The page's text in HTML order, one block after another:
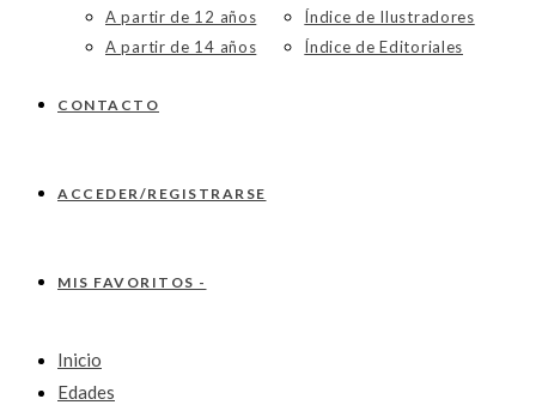
A partir de 12 años
A partir de 14 años
Índice de Ilustradores
Índice de Editoriales
CONTACTO
ACCEDER/REGISTRARSE
MIS FAVORITOS -
Inicio
Edades